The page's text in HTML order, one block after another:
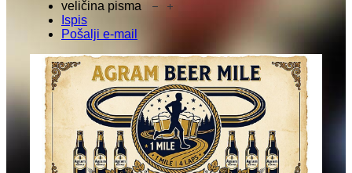
veličina pisma
Ispis
Pošalji e-mail